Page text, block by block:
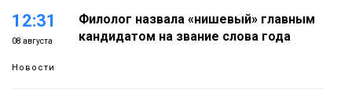
12:31
08 августа
Новости
Филолог назвала «нишевый» главным
кандидатом на звание слова года